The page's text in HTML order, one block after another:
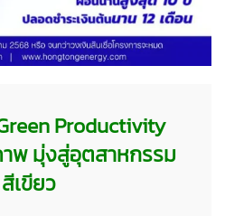
Productivity
พ มุ่งสู่อุตสาหกรรม
สีเขียว